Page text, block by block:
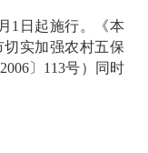
日起施行。《本
实加强农村五保
〕113号）同时